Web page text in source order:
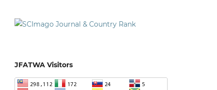
JFATWA Visitors